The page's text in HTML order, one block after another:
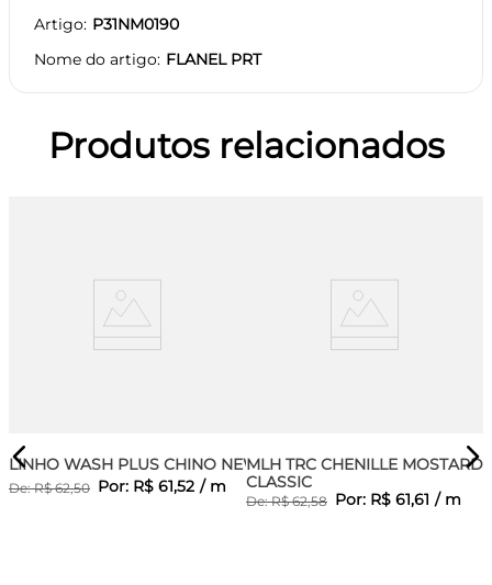
Artigo P31NM0190
Nome do artigo FLANEL PRT
Produtos relacionados
LINHO WASH PLUS CHINO NEW
De:R$ 62,50 Por: R$ 61,52 / m
MLH TRC CHENILLE
CLASSIC
De:R$ 62,58 Por: R$ 61,61 / m